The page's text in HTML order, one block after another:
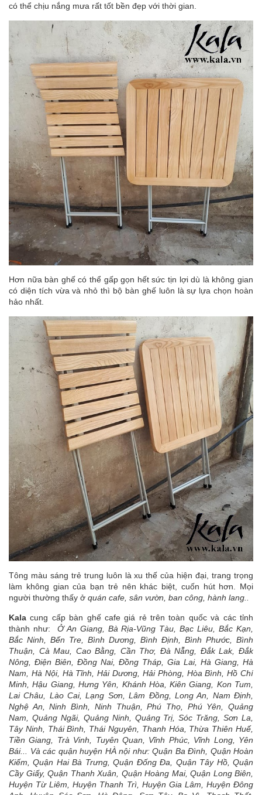
có thể chịu nắng mưa rất tốt bền đẹp với thời gian.
Hơn nữa bàn ghế có thể gấp gọn hết sức tịn lợi dù là không gian
có diện tích vừa và nhỏ thì bộ bàn ghế luôn là sự lựa chọn hoàn
hảo nhất.
Tông màu sáng trẻ trung luôn là xu thế của hiện đại, trang trọng
làm không gian của bạn trẻ nên khác biệt, cuốn hút hơn. Mọi
người thường thấy ở quán cafe, sân vườn, ban công, hành lang..
Kalacung cấp bàn ghế cafe giá rẻ trên toàn quốc và các tỉnh
thành như:
Ở An Giang, Bà Rịa-Vũng Tàu, Bạc Liêu, Bắc Kạn,
Bắc Ninh, Bến Tre, Bình Dương, Bình Định, Bình Phước, Bình
Thuận, Cà Mau, Cao Bằng, Cần Thơ, Đà Nẵng, Đắk Lak, Đắk
Nông, Điện Biên, Đồng Nai, Đồng Tháp, Gia Lai, Hà Giang, Hà
Nam, Hà Nội, Hà Tĩnh, Hải Dương, Hải Phòng, Hòa Bình, Hồ Chí
Minh, Hậu Giang, Hưng Yên, Khánh Hòa, Kiên Giang, Kon Tum,
Lai Châu, Lào Cai, Lạng Sơn, Lâm Đồng, Long An, Nam Định,
Nghệ An, Ninh Bình, Ninh Thuận, Phú Thọ, Phú Yên, Quảng
Nam, Quảng Ngãi, Quảng Ninh, Quảng Trị, Sóc Trăng, Sơn La,
Tây Ninh, Thái Bình, Thái Nguyên, Thanh Hóa, Thừa Thiên Huế,
Tiền Giang, Trà Vinh, Tuyên Quan, Vĩnh Phúc, Vĩnh Long, Yên
Bái... Và các quận huyện HÀ nội như: Quận Ba Đình, Quận Hoàn
Kiếm, Quận Hai Bà Trưng, Quận Đống Đa, Quận Tây Hồ, Quận
Cầy Giấy, Quận Thanh Xuân, Quận Hoàng Mai, Quận Long Biên,
Huyện Từ Liêm, Huyện Thanh Trì, Huyện Gia Lâm, Huyện Đông